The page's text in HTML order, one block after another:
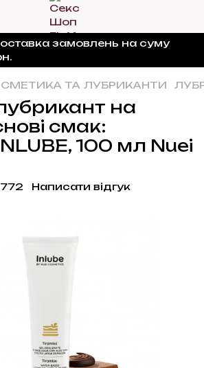
замовлень на суму
ТА ЛУБРИКАНТИ
на
смак:
100 мл Nuei
Написати відгук